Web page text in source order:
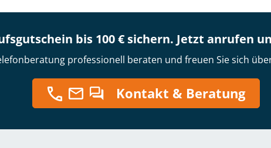
bis 100 € sichern. Jetzt anrufen
professionell beraten und freuen Sie sich
Kontakt & Beratung